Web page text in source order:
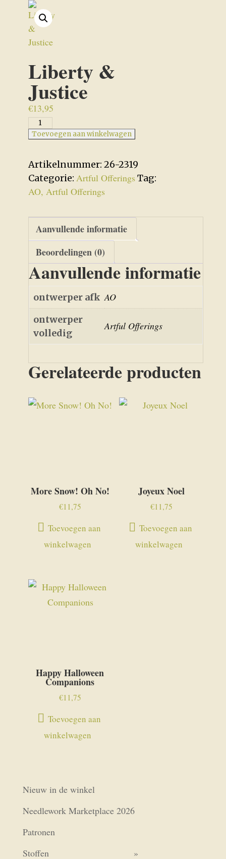
Liberty &
Justice
€13,95
Liberty
&
aantal
Toevoegen aan winkelwagen
Artikelnummer: 26-2319
Categorie: Artful Offerings Tag:
AO, Artful Offerings
Aanvullende informatie
Beoordelingen (0)
Aanvullende informatie
ontwerper afk AO
ontwerper
volledig
Artful Offerings
Gerelateerde producten
More Snow! Oh No!
€11,75
Toevoegen aan
winkelwagen
Joyeux Noel
€11,75
Toevoegen aan
winkelwagen
Happy Halloween
Companions
€11,75
Toevoegen aan
winkelwagen
Nieuw in de winkel
Needlework Marketplace 2026
Patronen
Stoffen